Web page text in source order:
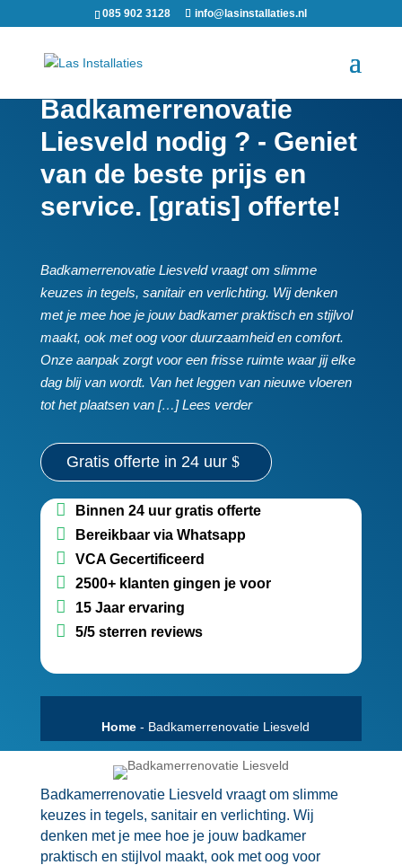
085 902 3128 info@lasinstallaties.nl
Badkamerrenovatie
Liesveld nodig ? - Geniet
van de beste prijs en
service. [gratis] offerte!
Badkamerrenovatie Liesveld vraagt om slimme
keuzes in tegels, sanitair en verlichting.​ Wij denken
met je mee hoe je jouw badkamer praktisch en stijlvol
maakt, ook met oog voor duurzaamheid en comfort.​
Onze aanpak zorgt voor een frisse ruimte waar jij elke
dag blij van wordt.​ Van het leggen van nieuwe vloeren
tot het plaatsen van […] Lees verder
Gratis offerte in 24 uur
Binnen 24 uur gratis offerte
Bereikbaar via Whatsapp
VCA Gecertificeerd
2500+ klanten gingen je voor
15 Jaar ervaring
5/5 sterren reviews
Home- Badkamerrenovatie Liesveld
Badkamerrenovatie Liesveld vraagt om slimme
keuzes in tegels, sanitair en verlichting.​ Wij
denken met je mee hoe je jouw badkamer
praktisch en stijlvol maakt, ook met oog voor